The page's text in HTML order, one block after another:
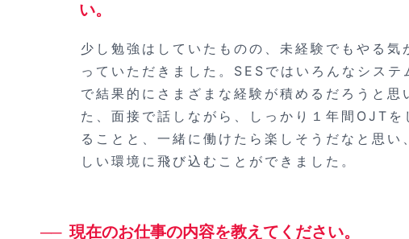
い。
少し勉強はしていたものの、未経験でもやる気
っていただきました。SESではいろんなシステ
で結果的にさまざまな経験が積めるだろうと思
た、面接で話しながら、しっかり１年間OJTを
ることと、一緒に働けたら楽しそうだなと思い
しい環境に飛び込むことができました。
現在のお仕事の内容を教えてください。